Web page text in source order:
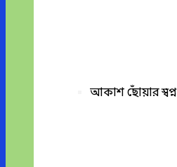
আকাশ ছোঁয়ার স্বপ্ন